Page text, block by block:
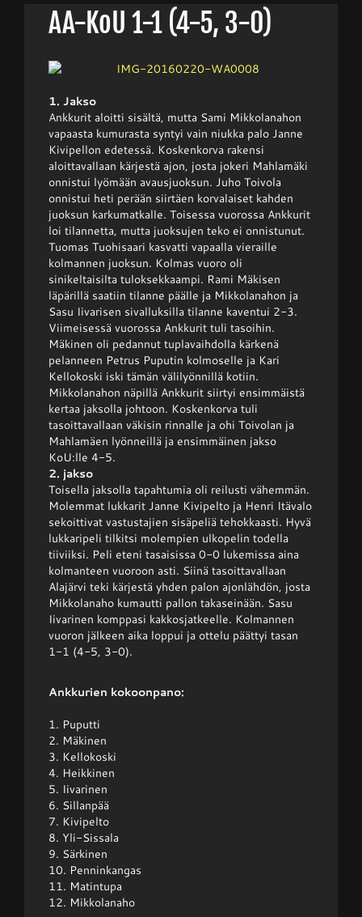
Palvelut
Info
Yhteystiedot
AA-KoU 1-1 (4-5, 3-0)
1. Jakso
Ankkurit aloitti sisältä, mutta Sami Mikkolanahon
vapaasta kumurasta syntyi vain niukka palo Janne
Kivipellon edetessä. Koskenkorva rakensi
aloittavallaan kärjestä ajon, josta jokeri Mahlamäki
onnistui lyömään avausjuoksun. Juho Toivola
onnistui heti perään siirtäen korvalaiset kahden
juoksun karkumatkalle. Toisessa vuorossa Ankkurit
loi tilannetta, mutta juoksujen teko ei onnistunut.
Tuomas Tuohisaari kasvatti vapaalla vieraille
kolmannen juoksun. Kolmas vuoro oli
sinikeltaisilta tuloksekkaampi. Rami Mäkisen
läpärillä saatiin tilanne päälle ja Mikkolanahon ja
Sasu Iivarisen sivalluksilla tilanne kaventui 2-3.
Viimeisessä vuorossa Ankkurit tuli tasoihin.
Mäkinen oli pedannut tuplavaihdolla kärkenä
pelanneen Petrus Puputin kolmoselle ja Kari
Kellokoski iski tämän välilyönnillä kotiin.
Mikkolanahon näpillä Ankkurit siirtyi ensimmäistä
kertaa jaksolla johtoon. Koskenkorva tuli
tasoittavallaan väkisin rinnalle ja ohi Toivolan ja
Mahlamäen lyönneillä ja ensimmäinen jakso
KoU:lle 4-5.
2. jakso
Toisella jaksolla tapahtumia oli reilusti vähemmän.
Molemmat lukkarit Janne Kivipelto ja Henri Itävalo
sekoittivat vastustajien sisäpeliä tehokkaasti. Hyvä
lukkaripeli tilkitsi molempien ulkopelin todella
tiiviiksi. Peli eteni tasaisissa 0-0 lukemissa aina
kolmanteen vuoroon asti. Siinä tasoittavallaan
Alajärvi teki kärjestä yhden palon ajonlähdön, josta
Mikkolanaho kumautti pallon takaseinään. Sasu
Iivarinen komppasi kakkosjatkeelle. Kolmannen
vuoron jälkeen aika loppui ja ottelu päättyi tasan
1-1 (4-5, 3-0).
Ankkurien kokoonpano:
1. Puputti
2. Mäkinen
3. Kellokoski
4. Heikkinen
5. Iivarinen
6. Sillanpää
7. Kivipelto
8. Yli-Sissala
9. Särkinen
10. Penninkangas
11. Matintupa
12. Mikkolanaho